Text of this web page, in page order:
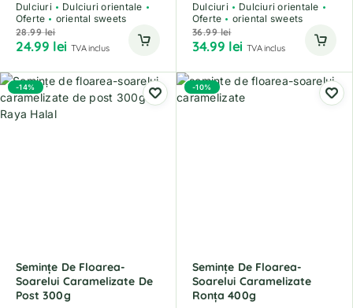
Dulciuri
Dulciuri orientale
Oferte
oriental sweets
28.99lei
24.99 lei TVA inclus
Dulciuri
Dulciuri orientale
Oferte
oriental sweets
36.99lei
34.99 lei TVA inclus
-14%
Semințe De Floarea-
Soarelui Caramelizate De
Post 300g
-10%
Semințe De Floarea-
Soarelui Caramelizate
Ronța 400g